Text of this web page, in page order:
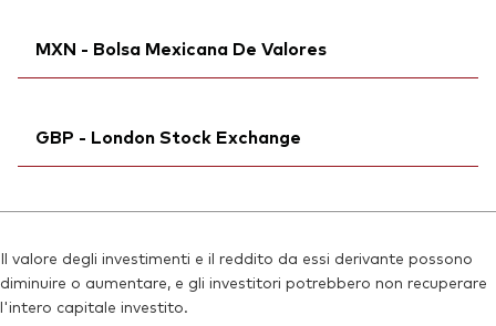
SEDOL:BWTW572
ISIN: IE00BKX55S42
Reuters:VERX.DE
Bloomberg:VERX NA
ISIN:
IE00BKX55S42
Reuters:VERX.AS
MXN - Bolsa Mexicana De Valores
Ticker di borsa:VERX
Reuters:VERXN.MX
SEDOL:BG0SHN7
GBP - London Stock Exchange
ISIN:IE00BKX55S42
Reuters:VERX.L
Il valore degli investimenti e il reddito da essi derivante possono
diminuire o aumentare, e gli investitori potrebbero non recuperare
l'intero capitale investito.